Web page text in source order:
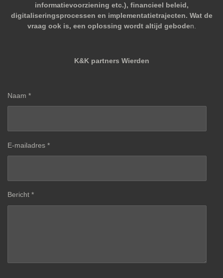
informatievoorziening etc.), financieel beleid,
digitaliseringsprocessen en implementatietrajecten. Wat de
vraag ook is, een oplossing wordt altijd geboden.
K&K partners Wierden
Naam *
E-mailadres *
Bericht *